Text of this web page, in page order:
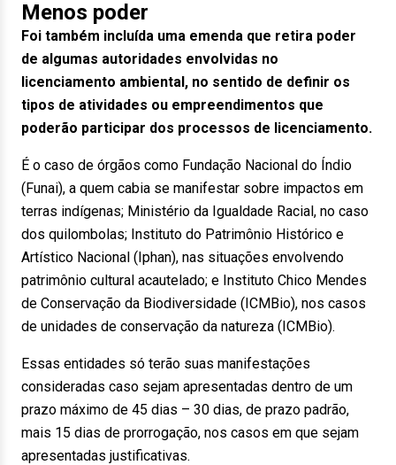
Menos poder
Foi também incluída uma emenda que retira poder
de algumas autoridades envolvidas no
licenciamento ambiental, no sentido de definir os
tipos de atividades ou empreendimentos que
poderão participar dos processos de licenciamento.
É o caso de órgãos como Fundação Nacional do Índio
(Funai), a quem cabia se manifestar sobre impactos em
terras indígenas; Ministério da Igualdade Racial, no caso
dos quilombolas; Instituto do Patrimônio Histórico e
Artístico Nacional (Iphan), nas situações envolvendo
patrimônio cultural acautelado; e Instituto Chico Mendes
de Conservação da Biodiversidade (ICMBio), nos casos
de unidades de conservação da natureza (ICMBio).
Essas entidades só terão suas manifestações
consideradas caso sejam apresentadas dentro de um
prazo máximo de 45 dias – 30 dias, de prazo padrão,
mais 15 dias de prorrogação, nos casos em que sejam
apresentadas justificativas.